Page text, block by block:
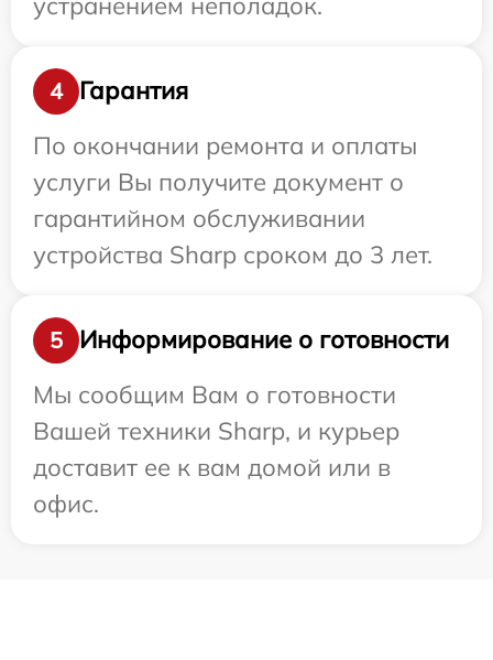
4
Гарантия
По окончании ремонта и оплаты
услуги Вы получите документ о
гарантийном обслуживании
устройства Sharp сроком до 3 лет.
5
Информирование о готовности
Мы сообщим Вам о готовности
Вашей техники Sharp, и курьер
доставит ее к вам домой или в
офис.